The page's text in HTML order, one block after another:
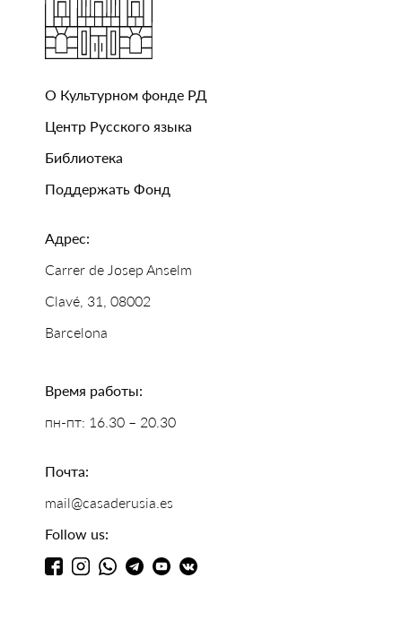
О Культурном фонде РД
Центр Русского языка
Библиотека
Поддержать Фонд
Адрес:
Carrer de Josep Anselm
Clavé, 31, 08002
Barcelona
Время работы:
пн-пт: 16.30 – 20.30
Почта:
mail@casaderusia.es
Follow us: